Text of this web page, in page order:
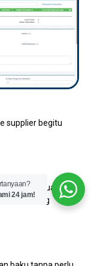
supplier begitu
lagi suatu
mendukung
24 jam!